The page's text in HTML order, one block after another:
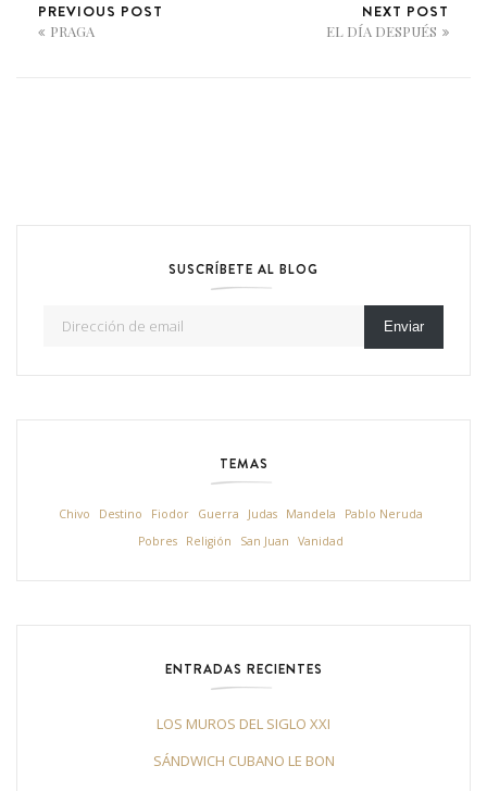
PREVIOUS POST
PRAGA
NEXT POST
EL DÍA DESPUÉS
SUSCRÍBETE AL BLOG
Enviar
TEMAS
Chivo Destino Fiodor Guerra Judas Mandela
Pablo Neruda
Pobres
Religión San Juan Vanidad
ENTRADAS RECIENTES
LOS MUROS DEL SIGLO XXI
SÁNDWICH CUBANO LE BON